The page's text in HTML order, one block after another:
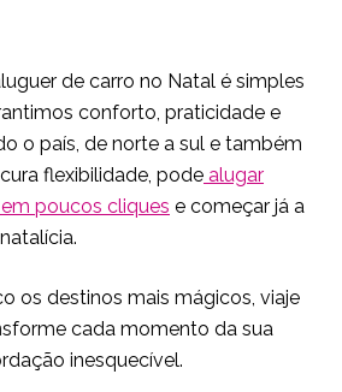
de carro no Natal é simples
conforto, praticidade e
o país, de norte a sul e também
flexibilidade, pode alugar
poucos cliques e começar já a
os destinos mais mágicos, viaje
cada momento da sua
inesquecível.